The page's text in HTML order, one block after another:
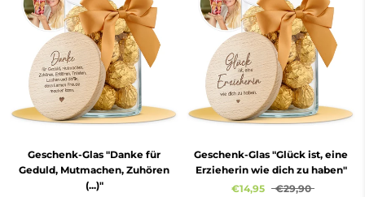
Geschenk-Glas "Danke für
Geduld, Mutmachen, Zuhören
(...)"
Geschenk-Glas "Glück ist, eine
Erzieherin wie dich zu haben"
€14,95
€29,90